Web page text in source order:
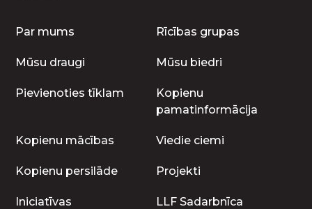
Par mums Rīcības grupas
Mūsu draugi Mūsu biedri
Pievienoties tīklam
Kopienu
pamatinformācija
Kopienu mācības Viedie ciemi
Kopienu persilāde Projekti
Iniciatīvas LLF Sadarbnīca